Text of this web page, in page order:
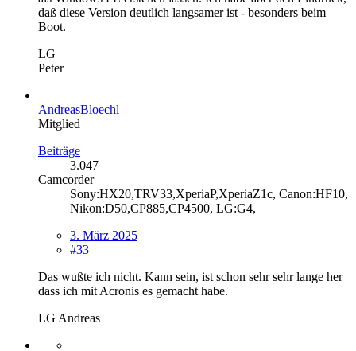
daß diese Version deutlich langsamer ist - besonders beim
Boot.
LG
Peter
AndreasBloechl
Mitglied
Beiträge
3.047
Camcorder
Sony:HX20,TRV33,XperiaP,XperiaZ1c, Canon:HF10,
Nikon:D50,CP885,CP4500, LG:G4,
3. März 2025
#33
Das wußte ich nicht. Kann sein, ist schon sehr sehr lange her
dass ich mit Acronis es gemacht habe.
LG Andreas